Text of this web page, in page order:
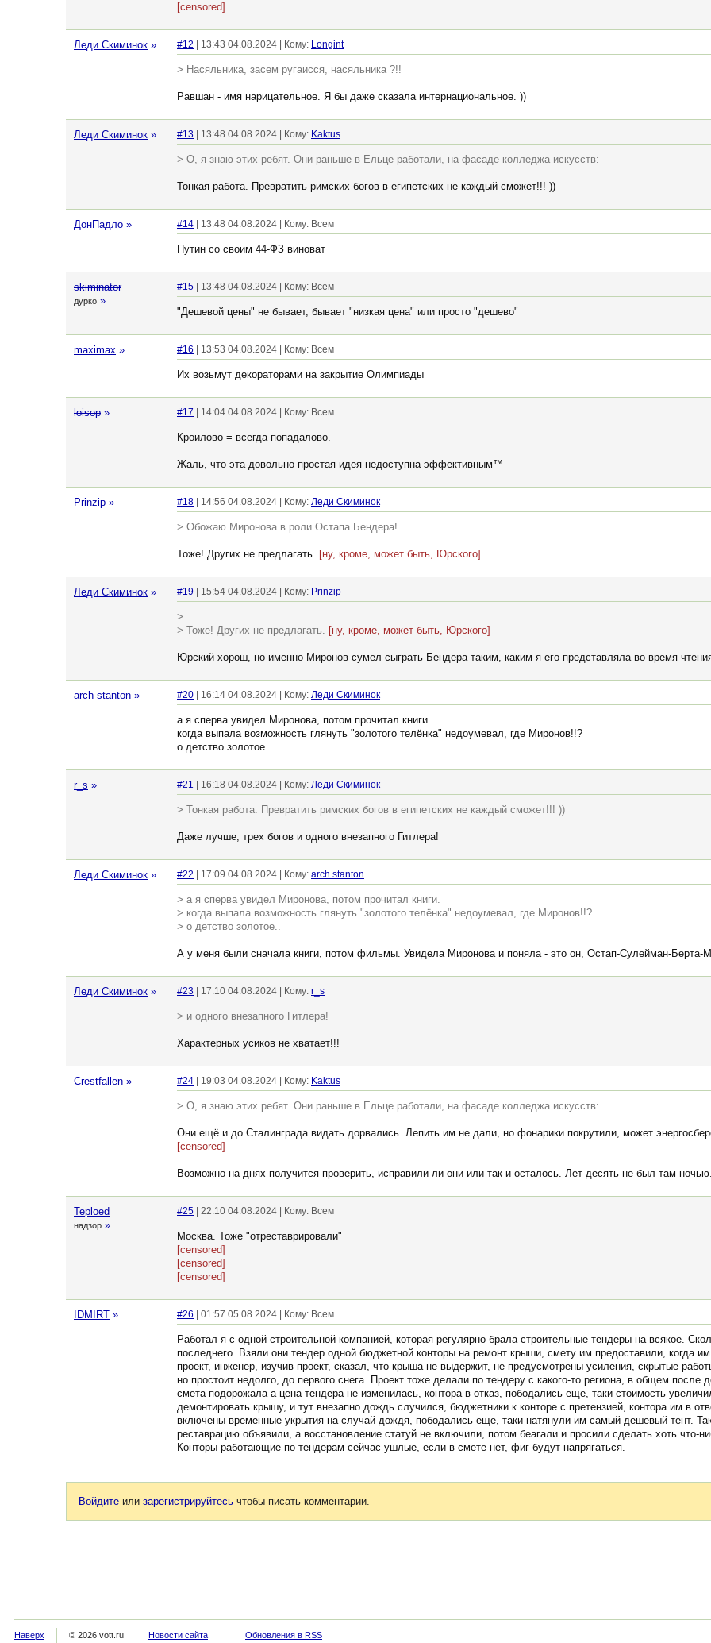
[censored]
Леди Скиминок » #12 | 13:43 04.08.2024 | Кому: Longint
> Насяльника, засем ругаисся, насяльника ?!!
Равшан - имя нарицательное. Я бы даже сказала интернациональное. ))
Леди Скиминок » #13 | 13:48 04.08.2024 | Кому: Kaktus
> О, я знаю этих ребят. Они раньше в Ельце работали, на фасаде колледжа искусств:
Тонкая работа. Превратить римских богов в египетских не каждый сможет!!! ))
ДонПадло » #14 | 13:48 04.08.2024 | Кому: Всем
Путин со своим 44-ФЗ виноват
skiminator
дурко »
#15 | 13:48 04.08.2024 | Кому: Всем
"Дешевой цены" не бывает, бывает "низкая цена" или просто "дешево"
maximax » #16 | 13:53 04.08.2024 | Кому: Всем
Их возьмут декораторами на закрытие Олимпиады
loisop » #17 | 14:04 04.08.2024 | Кому: Всем
Кроилово = всегда попадалово.
Жаль, что эта довольно простая идея недоступна эффективным™
Prinzip » #18 | 14:56 04.08.2024 | Кому: Леди Скиминок
> Обожаю Миронова в роли Остапа Бендера!
Тоже! Других не предлагать. [ну, кроме, может быть, Юрского]
Леди Скиминок » #19 | 15:54 04.08.2024 | Кому: Prinzip
>
> Тоже! Других не предлагать. [ну, кроме, может быть, Юрского]
Юрский хорош, но именно Миронов сумел сыграть Бендера таким, каким я его представляла во время
arch stanton » #20 | 16:14 04.08.2024 | Кому: Леди Скиминок
а я сперва увидел Миронова, потом прочитал книги.
когда выпала возможность глянуть "золотого телёнка" недоумевал, где Миронов!!?
о детство золотое..
r_s » #21 | 16:18 04.08.2024 | Кому: Леди Скиминок
> Тонкая работа. Превратить римских богов в египетских не каждый сможет!!! ))
Даже лучше, трех богов и одного внезапного Гитлера!
Леди Скиминок » #22 | 17:09 04.08.2024 | Кому: arch stanton
> а я сперва увидел Миронова, потом прочитал книги.
> когда выпала возможность глянуть "золотого телёнка" недоумевал, где Миронов!!?
> о детство золотое..
А у меня были сначала книги, потом фильмы. Увидела Миронова и поняла - это он, Остап-Сулейман-Берта-
Леди Скиминок » #23 | 17:10 04.08.2024 | Кому: r_s
> и одного внезапного Гитлера!
Характерных усиков не хватает!!!
Crestfallen » #24 | 19:03 04.08.2024 | Кому: Kaktus
> О, я знаю этих ребят. Они раньше в Ельце работали, на фасаде колледжа искусств:
Они ещё и до Сталинграда видать дорвались. Лепить им не дали, но фонарики покрутили, может
[censored]
Возможно на днях получится проверить, исправили ли они или так и осталось. Лет десять не был там
Teploed
надзор »
#25 | 22:10 04.08.2024 | Кому: Всем
Москва. Тоже "отреставрировали"
[censored]
[censored]
[censored]
IDMIRT » #26 | 01:57 05.08.2024 | Кому: Всем
Работал я с одной строительной компанией, которая регулярно брала строительные тендеры на всякое.
последнего. Взяли они тендер одной бюджетной конторы на ремонт крыши, смету им предоставили, когда
проект, инженер, изучив проект, сказал, что крыша не выдержит, не предусмотрены усиления, скрытые
но простоит недолго, до первого снега. Проект тоже делали по тендеру с какого-то региона, в общем после
смета подорожала а цена тендера не изменилась, контора в отказ, пободались еще, таки стоимость
демонтировать крышу, и тут внезапно дождь случился, бюджетники к конторе с претензией, контора им в
включены временные укрытия на случай дождя, пободались еще, таки натянули им самый дешевый тент.
реставрацию объявили, а восстановление статуй не включили, потом беагали и просили сделать хоть что-
Конторы работающие по тендерам сейчас ушлые, если в смете нет, фиг будут напрягаться.
Войдите или зарегистрируйтесь чтобы писать комментарии.
Наверх © 2026 vott.ru Новости сайта Обновления в RSS